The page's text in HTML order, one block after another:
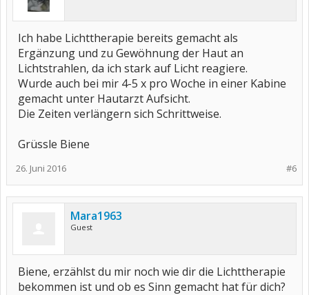
Ich habe Lichttherapie bereits gemacht als
Ergänzung und zu Gewöhnung der Haut an
Lichtstrahlen, da ich stark auf Licht reagiere.
Wurde auch bei mir 4-5 x pro Woche in einer Kabine
gemacht unter Hautarzt Aufsicht.
Die Zeiten verlängern sich Schrittweise.
Grüssle Biene
#6
26. Juni 2016
Mara1963
Guest
Biene, erzählst du mir noch wie dir die Lichttherapie
bekommen ist und ob es Sinn gemacht hat für dich?